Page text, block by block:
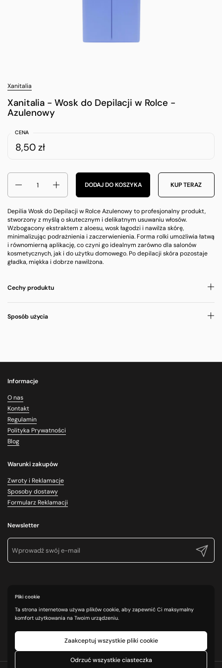
Xanitalia
Xanitalia - Wosk do Depilacji w Rolce -
Azulenowy
CENA
8,50 zł
Ilość
DODAJ DO KOSZYKA
KUP TERAZ
Depilia Wosk do Depilacji w Rolce Azulenowy to profesjonalny produkt,
stworzony z myślą o skutecznym i delikatnym usuwaniu włosów.
Wzbogacony ekstraktem z aloesu, wosk łagodzi i nawilża skórę,
minimalizując podrażnienia i zaczerwienienia. Forma rolki umożliwia łatwą
i równomierną aplikację, co czyni go idealnym zarówno dla salonów
kosmetycznych, jak i do użytku domowego. Po depilacji skóra pozostaje
gładka, miękka i dobrze nawilżona.
Cechy produktu
Sposób użycia
Informacje
O nas
Kontakt
Regulamin
Polityka Prywatności
Blog
Warunki zakupów
Zwroty i Reklamacje
Sposoby dostawy
Formularz Reklamacji
Newsletter
Prześlij
Pliki cookie
Ta strona internetowa używa plików cookie, aby zapewnić Ci maksymalny
komfort użytkowania na Twoim urządzeniu.
Zaakceptuj wszystkie pliki cookie
Odrzuć wszystkie ciasteczka